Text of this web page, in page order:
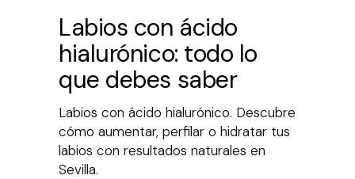
Labios con ácido
hialurónico: todo lo
que debes saber
Labios con ácido hialurónico. Descubre
cómo aumentar, perfilar o hidratar tus
labios con resultados naturales en
Sevilla.